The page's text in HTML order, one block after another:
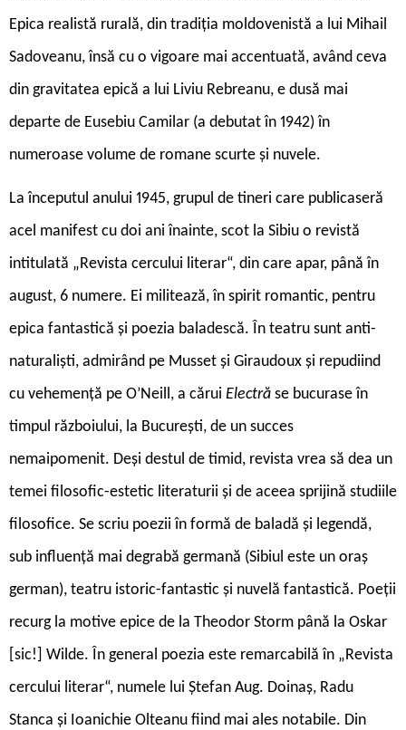
Epica realistă rurală, din tradiția moldovenistă a lui Mihail
Sadoveanu, însă cu o vigoare mai accentuată, având ceva
din gravitatea epică a lui Liviu Rebreanu, e dusă mai
departe de Eusebiu Camilar (a debutat în 1942) în
numeroase volume de romane scurte și nuvele.
La începutul anului 1945, grupul de tineri care publicaseră
acel manifest cu doi ani înainte, scot la Sibiu o revistă
intitulată „Revista cercului literar“, din care apar, până în
august, 6 numere. Ei militează, în spirit romantic, pentru
epica fantastică și poezia baladescă. În teatru sunt anti-
naturaliști, admirând pe Musset și Giraudoux și repudiind
cu vehemență pe O’Neill, a cărui Electră se bucurase în
timpul războiului, la București, de un succes
nemaipomenit. Deși destul de timid, revista vrea să dea un
temei filosofic-estetic literaturii și de aceea sprijină studiile
filosofice. Se scriu poezii în formă de baladă și legendă,
sub influență mai degrabă germană (Sibiul este un oraș
german), teatru istoric-fantastic și nuvelă fantastică. Poeții
recurg la motive epice de la Theodor Storm până la Oskar
[sic!] Wilde. În general poezia este remarcabilă în „Revista
cercului literar“, numele lui Ștefan Aug. Doinaș, Radu
Stanca și Ioanichie Olteanu fiind mai ales notabile. Din